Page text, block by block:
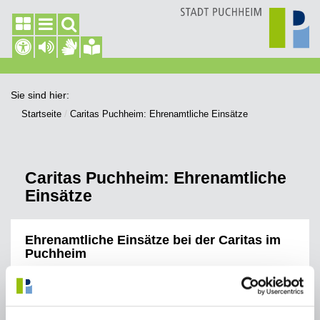
Sie sind hier:
Startseite Caritas Puchheim: Ehrenamtliche Einsätze
Caritas Puchheim: Ehrenamtliche
Einsätze
Ehrenamtliche Einsätze bei der Caritas im
Puchheim
Einsatz für Menschen mit Behinderung in der Stadt
Unterstützung für Demenzerkrankte